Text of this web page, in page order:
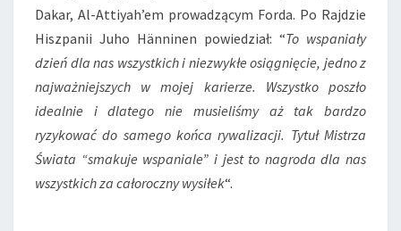
Dakar, Al-Attiyah’em prowadzącym Forda. Po Rajdzie
Hiszpanii Juho Hänninen powiedział: “To wspaniały
dzień dla nas wszystkich i niezwykłe osiągnięcie, jedno z
najważniejszych w mojej karierze. Wszystko poszło
idealnie i dlatego nie musieliśmy aż tak bardzo
ryzykować do samego końca rywalizacji. Tytuł Mistrza
Świata “smakuje wspaniale” i jest to nagroda dla nas
wszystkich za całoroczny wysiłek“.